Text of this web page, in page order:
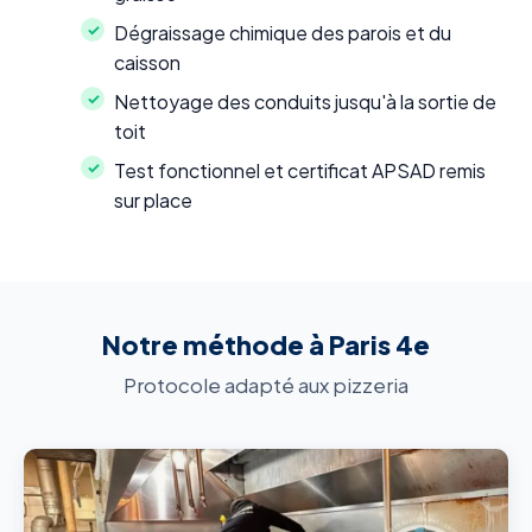
Dégraissage chimique des parois et du
caisson
Nettoyage des conduits jusqu'à la sortie de
toit
Test fonctionnel et certificat APSAD remis
sur place
Notre méthode à Paris 4e
Protocole adapté aux pizzeria